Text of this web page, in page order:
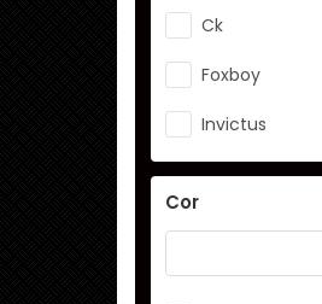
Ck
Foxboy
Invictus
Cor